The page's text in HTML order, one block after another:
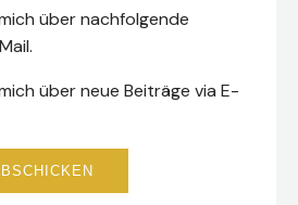
über nachfolgende
über neue Beiträge via E-